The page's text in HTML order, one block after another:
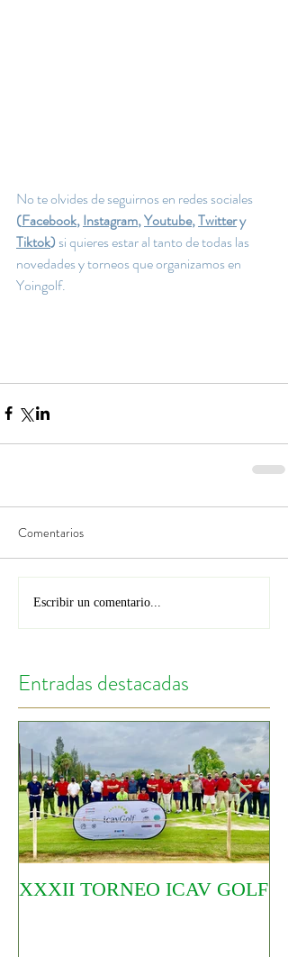
No te olvides de seguirnos en redes sociales
(Facebook, Instagram, Youtube, Twitter y
Tiktok) si quieres estar al tanto de todas las
novedades y torneos que organizamos en
Yoingolf.
Comentarios
Escribir un comentario...
Entradas destacadas
XXXII TORNEO ICAV GOLF